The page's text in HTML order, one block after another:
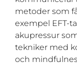
metoder som
exempel EFT-
akupressur
tekniker med
och